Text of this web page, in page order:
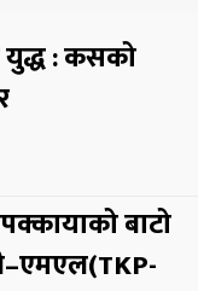
: कसको
बाटो